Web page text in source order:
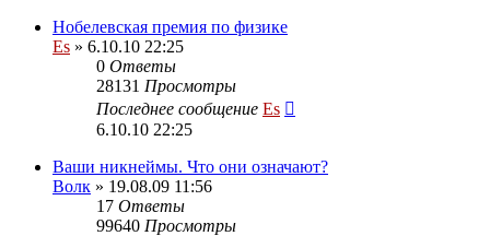
Нобелевская премия по физике
Es » 6.10.10 22:25
0 Ответы
28131 Просмотры
Последнее сообщение Es
6.10.10 22:25
Ваши никнеймы. Что они означают?
Волк » 19.08.09 11:56
17 Ответы
99640 Просмотры